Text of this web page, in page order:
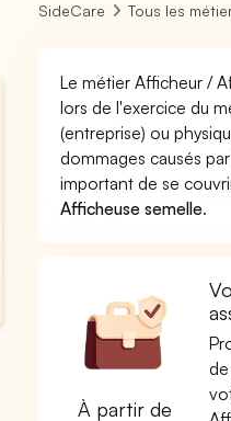
SideCare Tous les
Le métier Afficheur /
lors de l'exercice du
(entreprise) ou
dommages causés
important de se
Afficheuse semelle.
À partir de